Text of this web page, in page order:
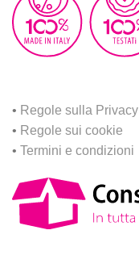
• Regole sulla Privacy
• Regole sui cookie
• Termini e condizioni